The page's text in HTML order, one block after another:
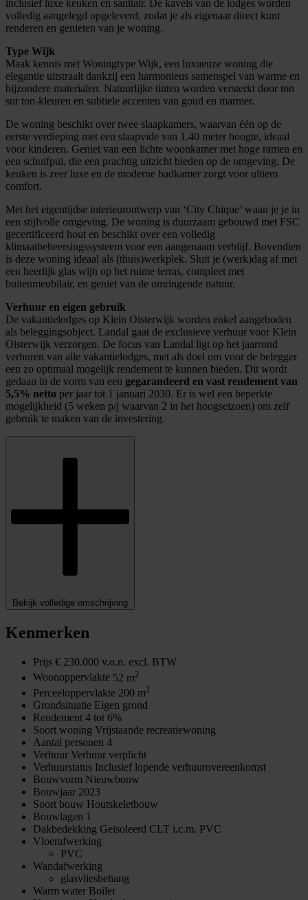
inclusief luxe keuken en sanitair. De kavels van de lodges worden
volledig aangelegd opgeleverd, zodat je als eigenaar direct kunt
renderen en genieten van je woning.
Type Wijk
Maak kennis met Woningtype Wijk, een luxueuze woning die
elegantie uitstraalt dankzij een harmonieus samenspel van warme en
bijzondere materialen. Natuurlijke tinten worden versterkt door ton
sur ton-kleuren en subtiele accenten van goud en marmer.
De woning beschikt over twee slaapkamers, waarvan één op de
eerste verdieping met een slaapvide van 1.40 meter hoogte, ideaal
voor kinderen. Geniet van een lichte woonkamer met hoge ramen en
een schuifpui, die een prachtig uitzicht bieden op de omgeving. De
keuken is zeer luxe en de moderne badkamer zorgt voor ultiem
comfort.
Met het eigentijdse interieurontwerp van ‘City Chique’ waan je je in
een stijlvolle omgeving. De woning is duurzaam gebouwd met FSC
gecertificeerd hout en beschikt over een volledig
klimaatbeheersingssysteem voor een aangenaam verblijf. Bovendien
is deze woning ideaal als (thuis)werkplek. Sluit je (werk)dag af met
een heerlijk glas wijn op het ruime terras, compleet met
buitenmeubilair, en geniet van de omringende natuur.
Verhuur en eigen gebruik
De vakantielodges op Klein Oisterwijk worden enkel aangeboden
als beleggingsobject. Landal gaat de exclusieve verhuur voor Klein
Oisterwijk verzorgen. De focus van Landal ligt op het jaarrond
verhuren van alle vakantielodges, met als doel om voor de belegger
een zo optimaal mogelijk rendement te kunnen bieden. Dit wordt
gedaan in de vorm van een gegarandeerd en vast rendement van
5,5% netto per jaar tot 1 januari 2030. Er is wel een beperkte
mogelijkheid (5 weken p/j waarvan 2 in het hoogseizoen) om zelf
gebruik te maken van de investering.
Bekijk volledige omschrijving
Kenmerken
Prijs € 230.000 v.o.n. excl. BTW
Woonoppervlakte 52 m2
Perceeloppervlakte 200 m2
Grondsituatie Eigen grond
Rendement 4 tot 6%
Soort woning Vrijstaande recreatiewoning
Aantal personen 4
Verhuur Verhuur verplicht
Verhuurstatus Inclusief lopende verhuurovereenkomst
Bouwvorm Nieuwbouw
Bouwjaar 2023
Soort bouw Houtskeletbouw
Bouwlagen 1
Dakbedekking Geïsoleerd CLT i.c.m. PVC
Vloerafwerking
PVC
Wandafwerking
glasvliesbehang
Warm water Boiler